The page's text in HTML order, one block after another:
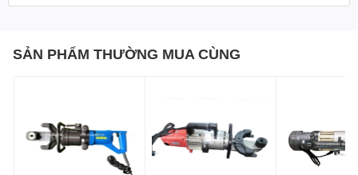
SẢN PHẨM THƯỜNG MUA CÙNG